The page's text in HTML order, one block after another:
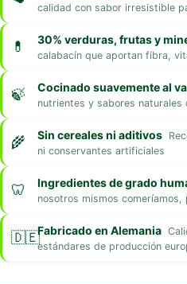
calidad con sabor irresistible
30% verduras, frutas y
calabacín que aportan fibra,
Cocinado suavemente al
nutrientes y sabores naturales
Sin cereales ni aditivos
ni conservantes artificiales
Ingredientes de grado
nosotros mismos
Fabricado en Alemania
estándares de producción